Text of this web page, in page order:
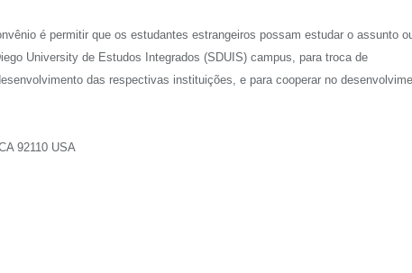
é permitir que os estudantes estrangeiros possam estudar o assunto
University de Estudos Integrados (SDUIS) campus, para troca de
das respectivas instituições, e para cooperar no
92110 USA